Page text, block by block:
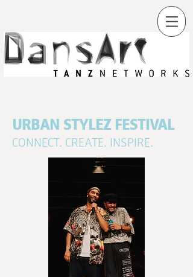
URBAN STYLEZ FESTIVAL
CONNECT. CREATE. INSPIRE.